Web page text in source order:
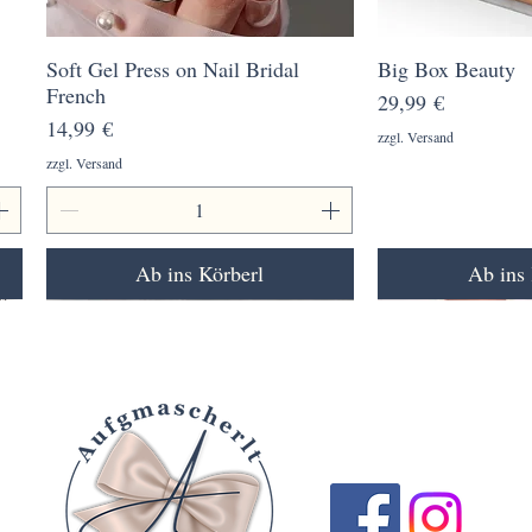
Schnellansicht
Soft Gel Press on Nail Bridal
French
Preis
14,99 €
zzgl. Versand
Ab ins Körberl
Big Box Beauty
Preis
29,99 €
zzgl. Versand
Ab ins